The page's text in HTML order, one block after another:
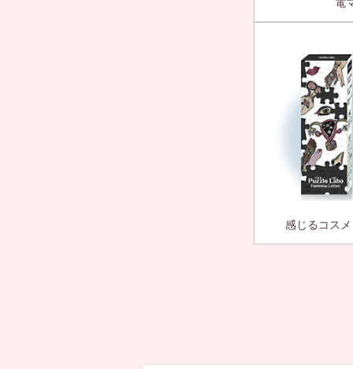
感じるコス